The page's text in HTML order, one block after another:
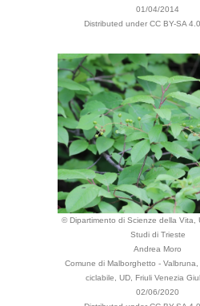
01/04/2014
Distributed under CC BY-SA
© Dipartimento di Scienze della Vita,
Studi di Trieste
Andrea Moro
Comune di Malborghetto -
ciclabile, UD, Friuli Venezia
02/06/2020